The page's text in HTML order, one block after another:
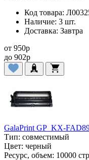
Код товара:
Наличие: 3 шт.
Доставка: Завтра
от 950p
до 902p
GalaPrint GP_KX-
Тип: совместимый
Цвет: черный
Ресурс, объем: 10000 стр